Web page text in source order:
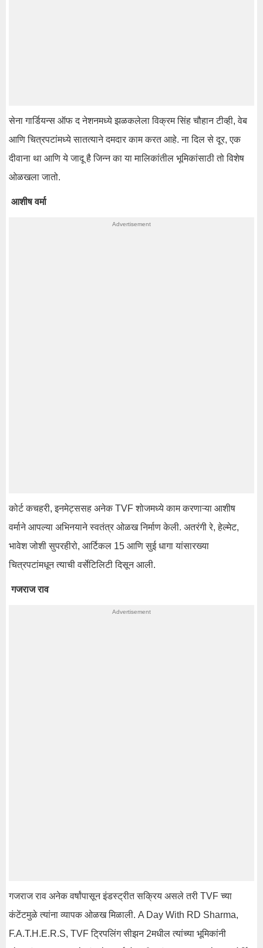
सेना गार्डियन्स ऑफ द नेशनमध्ये झळकलेला विक्रम सिंह चौहान टीव्ही, वेब
आणि चित्रपटांमध्ये सातत्याने दमदार काम करत आहे. ना दिल से दूर, एक
दीवाना था आणि ये जादू है जिन्न का या मालिकांतील भूमिकांसाठी तो विशेष
ओळखला जातो.
आशीष वर्मा
कोर्ट कचहरी, इनमेट्ससह अनेक TVF शोजमध्ये काम करणाऱ्या आशीष
वर्माने आपल्या अभिनयाने स्वतंत्र ओळख निर्माण केली. अतरंगी रे, हेल्मेट,
भावेश जोशी सुपरहीरो, आर्टिकल 15 आणि सुई धागा यांसारख्या
चित्रपटांमधून त्याची वर्सेटिलिटी दिसून आली.
गजराज राव
गजराज राव अनेक वर्षांपासून इंडस्ट्रीत सक्रिय असले तरी TVF च्या
कंटेंटमुळे त्यांना व्यापक ओळख मिळाली. A Day With RD Sharma,
F.A.T.H.E.R.S, TVF ट्रिपलिंग सीझन 2मधील त्यांच्या भूमिकांनी